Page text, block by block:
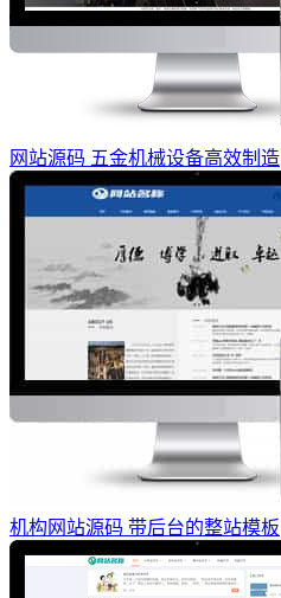
网站源码 五金机械设备高效制造
机构网站源码 带后台的整站模板